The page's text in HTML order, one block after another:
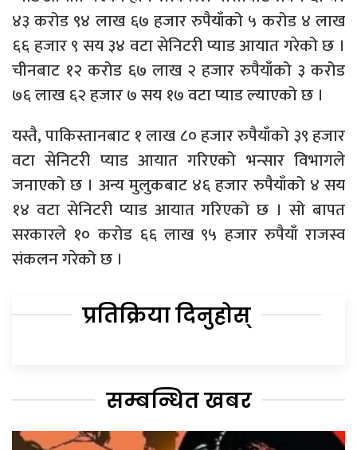
४३ करोड ९४ लाख ६७ हजार रुपैयाँको ५ करोड ४ लाख
६६ हजार ९ सय ३४ वटा सेनिटरी प्याड आयात गरेको छ ।
चीनबाट १२ करोड ६७ लाख २ हजार रुपैयाँको ३ करोड
७६ लाख ६२ हजार ७ सय १७ वटा प्याड ल्याएको छ ।
यस्तै, पाकिस्तानबाट १ लाख ८० हजार रुपैयाँको ३९ हजार
वटा सेनिटरी प्याड आयात गरिएको भन्सार विभागले
जनाएको छ । अन्य मुलुकबाट ४६ हजार रुपैयाँको ४ सय
१४ वटा सेनिटरी प्याड आयात गरिएको छ । सो बापत
सरकारले १० करोड ६६ लाख ९५ हजार रुपैयाँ राजस्व
संकलन गरेको छ ।
प्रतिक्रिया दिनुहोस्
सम्बन्धित खबर